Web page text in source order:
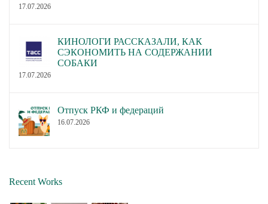
17.07.2026
КИНОЛОГИ РАССКАЗАЛИ, КАК
СЭКОНОМИТЬ НА СОДЕРЖАНИИ
СОБАКИ
17.07.2026
Отпуск РКФ и федераций
16.07.2026
Recent Works